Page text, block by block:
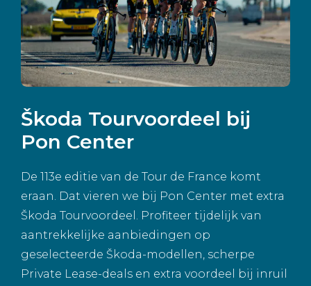
Škoda Tourvoordeel bij
Pon Center
De 113e editie van de Tour de France komt
eraan. Dat vieren we bij Pon Center met extra
Škoda Tourvoordeel. Profiteer tijdelijk van
aantrekkelijke aanbiedingen op
geselecteerde Škoda-modellen, scherpe
Private Lease-deals en extra voordeel bij inruil